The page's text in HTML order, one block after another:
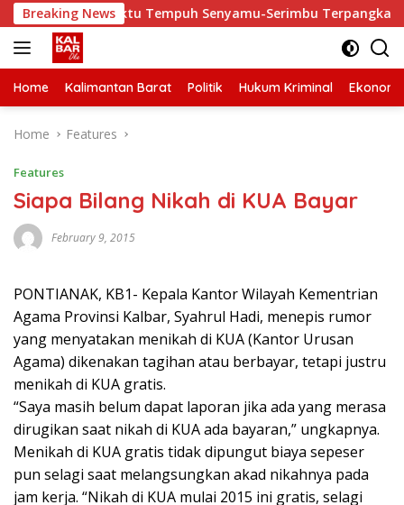
Skip
to
content
Breaking News
Waktu Tempuh Senyamu-Serimbu Terpangkas dari 2
Home Kalimantan Barat Politik Hukum Kriminal Ekonomi
Home Features
Features
Siapa Bilang Nikah di KUA Bayar
February 9, 2015
PONTIANAK, KB1- Kepala Kantor Wilayah Kementrian
Agama Provinsi Kalbar, Syahrul Hadi, menepis rumor
yang menyatakan menikah di KUA (Kantor Urusan
Agama) dikenakan tagihan atau berbayar, tetapi justru
menikah di KUA gratis.
“Saya masih belum dapat laporan jika ada yang merasa
dirugikan saat nikah di KUA ada bayaran,” ungkapnya.
Menikah di KUA gratis tidak dipungut biaya sepeser
pun selagi saat melangsungkan akad nikahnya pada
jam kerja. “Nikah di KUA mulai 2015 ini gratis, selagi